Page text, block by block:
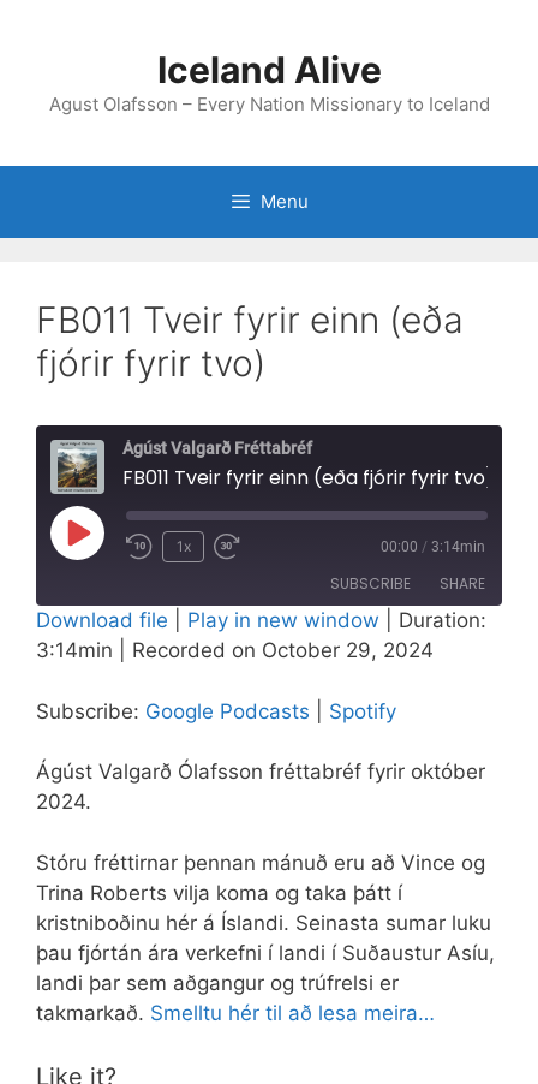
Iceland Alive
Agust Olafsson – Every Nation Missionary to Iceland
Menu
FB011 Tveir fyrir einn (eða
fjórir fyrir tvo)
Ágúst Valgarð Fréttabréf
FB011 Tveir fyrir einn (eða fjórir fyrir tvo)
Play
1x 00:00 / 3:14min
SUBSCRIBE SHARE
Google Podcasts Spotify
SHARE
LINK
Download file Play in new window
Duration:
3:14min
Recorded on October 29, 2024
Subscribe: Google Podcasts Spotify
Ágúst Valgarð Ólafsson fréttabréf fyrir október
2024.
Stóru fréttirnar þennan mánuð eru að Vince og
Trina Roberts vilja koma og taka þátt í
kristniboðinu hér á Íslandi. Seinasta sumar luku
þau fjórtán ára verkefni í landi í Suðaustur Asíu,
landi þar sem aðgangur og trúfrelsi er
takmarkað. Smelltu hér til að lesa meira…
Like it?